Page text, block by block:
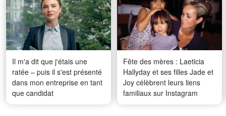
Il m'a dit que j'étais une
ratée – puis il s'est présenté
dans mon entreprise en tant
que candidat
Fête des mères : Laeticia
Hallyday et ses filles Jade et
Joy célèbrent leurs liens
familiaux sur Instagram